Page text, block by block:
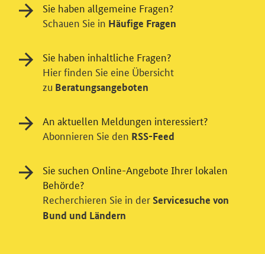
Einwilligung in Tracking und / oder
Wir bitten Sie an dieser Stelle um Ihre Einwilligung für
verschiedene Zusatzdienste unserer Webseite: Wir
möchten die Nutzeraktivität mit Hilfe
datenschutzfreundlicher Statistiken verstehen, um
Sie haben allgemeine Fragen?
Schauen Sie in Häufige Fragen
Sie haben inhaltliche Fragen?
Hier finden Sie eine Übersicht
zu Beratungsangeboten
An aktuellen Meldungen interessiert?
Abonnieren Sie den RSS-Feed
Sie suchen Online-Angebote Ihrer lokalen
Behörde?
Recherchieren Sie in der Servicesuche von
Bund und Ländern